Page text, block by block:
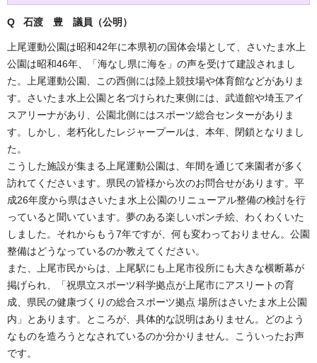
Q 石渡 豊 議員（公明）
上尾運動公園は昭和42年に本県初の国体会場として、さいたま水上
公園は昭和46年、「海なし県に海を」の声を受けて建設されまし
た。上尾運動公園、この西側には陸上競技場や体育館などがありま
す。さいたま水上公園と名づけられた東側には、武道館や埼玉アイ
スアリーナがあり、公園北側にはスポーツ総合センターがありま
す。しかし、老朽化したレジャープールは、本年、閉鎖となりまし
た。
こうした施設が集まる上尾運動公園は、年間を通じて来園者が多く
訪れてくださいます。県民の皆様から次のお問合せがあります。平
成26年度から県はさいたま水上公園のリニューアル整備の検討を行
っていると聞いています。夢のある楽しいポンチ絵、わくわくいた
しました。それからもう7年ですが、何も変わっておりません。公園
整備はどうなっているのか教えてください。
また、上尾市民からは、上尾駅にも上尾市役所にも大きな横断幕が
掲げられ、「祝県立スポーツ科学拠点が上尾市にアスリートの育
成、県民の健康づくりの総合スポーツ拠点 場所はさいたま水上公園
内」とあります。ところが、具体的な説明はありません。どのよう
なものを造ろうとなされているのか分かりません。こういったお声
です。